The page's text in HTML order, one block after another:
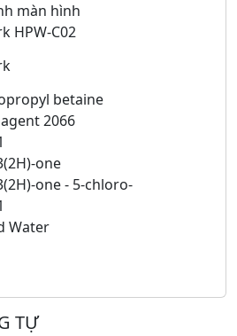
màn hình
HPW-C02
betaine
2066
one
one - 5-chloro-
Water
TỰ